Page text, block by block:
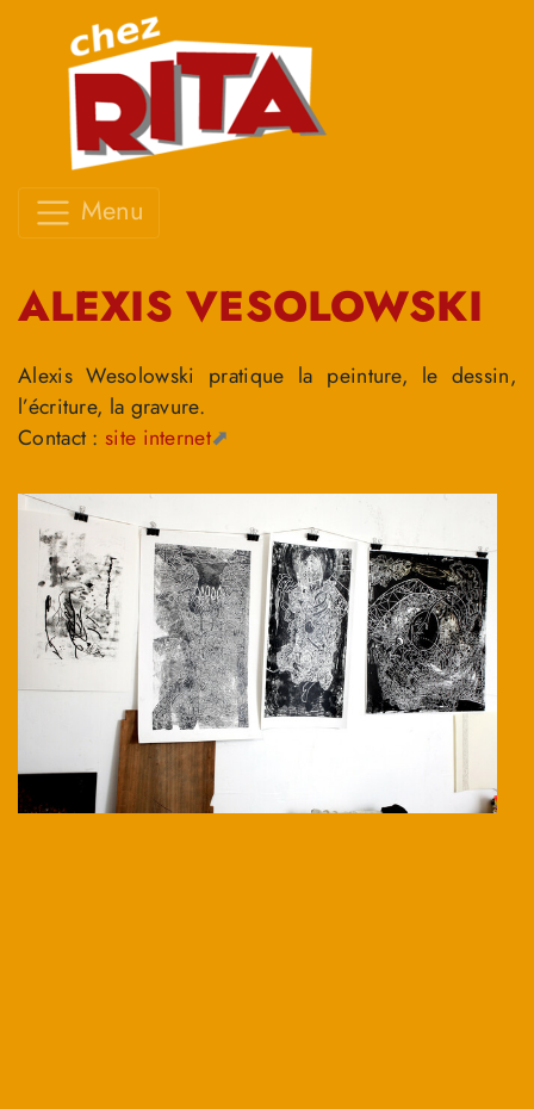
Menu
ALEXIS VESOLOWSKI
Alexis Wesolowski pratique la peinture, le dessin,
l’écriture, la gravure.
Contact : site internet